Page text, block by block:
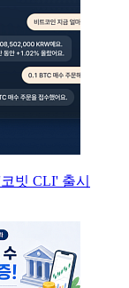
빗 CLI' 출시